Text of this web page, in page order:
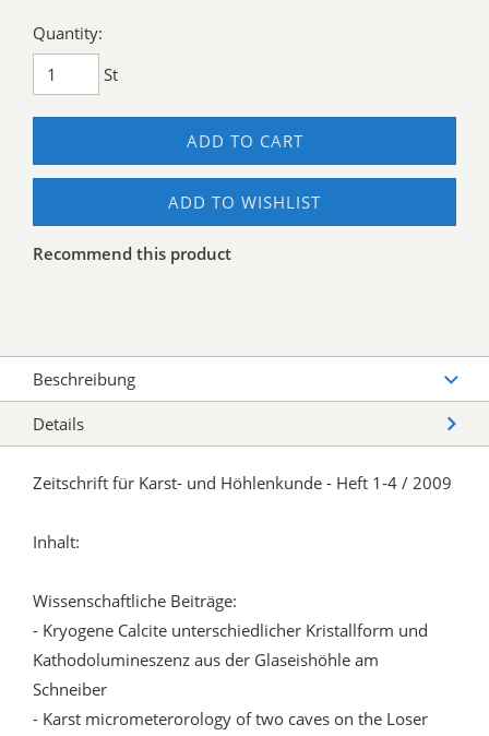
Quantity:
St
ADD TO CART
ADD TO WISHLIST
Recommend this product
Beschreibung
Details
Zeitschrift für Karst- und Höhlenkunde - Heft 1-4 / 2009
Inhalt:
Wissenschaftliche Beiträge:
- Kryogene Calcite unterschiedlicher Kristallform und
Kathodolumineszenz aus der Glaseishöhle am
Schneiber
- Karst micrometerorology of two caves on the Loser